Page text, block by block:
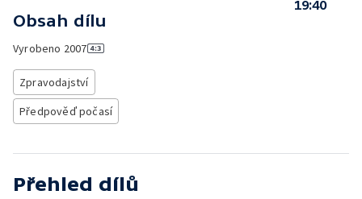
Obsah dílu
Vyrobeno 2007
Zpravodajství
Předpověď počasí
19:40
Přehled dílů